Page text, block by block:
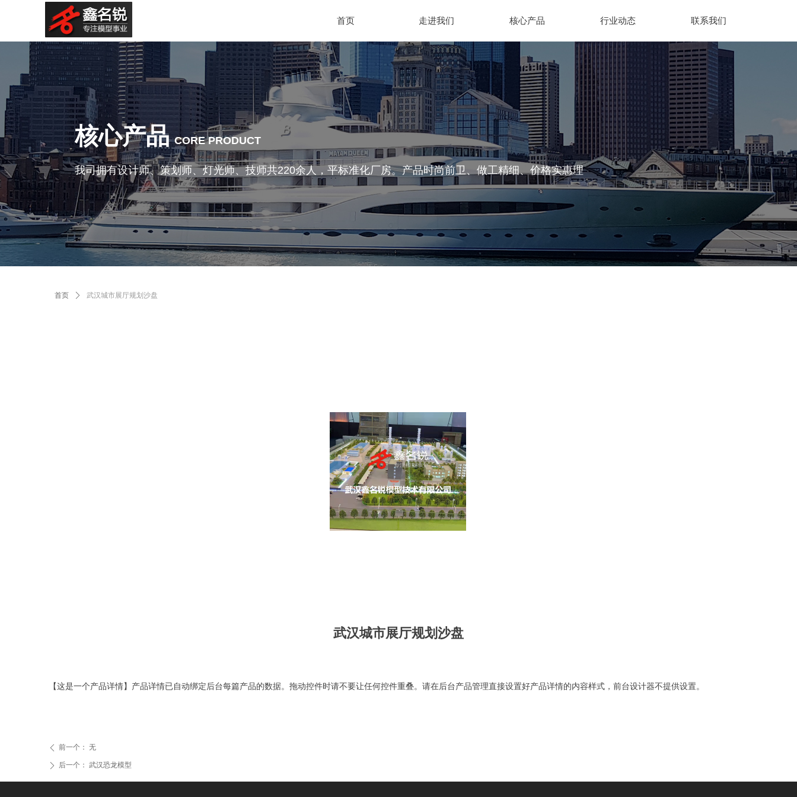
首页 走进我们 核心产品 行业动态 联系我们
首页 ꄲ 武汉城市展厅规划沙盘
武汉城市展厅规划沙盘
ꄴ 前一个： 无
ꄲ 后一个： 武汉恐龙模型
【这是一个产品详情】产品详情已自动绑定后台每篇产品的数据。拖动控件时请不要让任何控件重叠。请在后台产品管理直接设置好产品详情的内容样式，前台设计器不提供设置。
核心产品 CORE PRODUCT
我司拥有设计师、策划师、灯光师、技师共220余人，平标准化厂房。产品时尚前卫、做工精细、价格实惠理